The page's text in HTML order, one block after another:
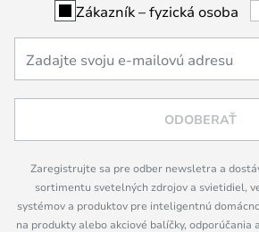
Zákazník – fyzická osoba
ODOBERAŤ
Zaregistrujte sa pre odber newsletra a
sortimentu svetelných zdrojov a svietidiel,
systémov a produktov pre inteligentnú
na produkty alebo akciové balíčky, odporúčania